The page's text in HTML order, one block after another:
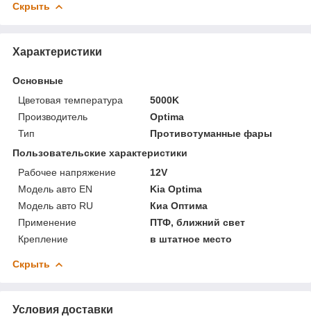
Скрыть
Характеристики
Основные
Цветовая температура
5000K
Производитель
Optima
Тип
Противотуманные фары
Пользовательские характеристики
Рабочее напряжение
12V
Модель авто EN
Kia Optima
Модель авто RU
Киа Оптима
Применение
ПТФ, ближний свет
Крепление
в штатное место
Скрыть
Условия доставки